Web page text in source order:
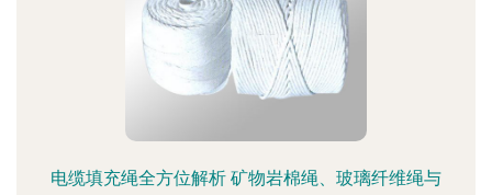
电缆填充绳全方位解析 矿物岩棉绳、玻璃纤维绳与